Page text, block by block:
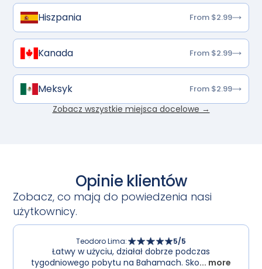
Hiszpania From $2.99
Kanada From $2.99
Meksyk From $2.99
Zobacz wszystkie miejsca docelowe →
Opinie klientów
Zobacz, co mają do powiedzenia nasi
użytkownicy.
Teodoro Lima: 5/5
Łatwy w użyciu, działał dobrze podczas
tygodniowego pobytu na Bahamach. Sko... more